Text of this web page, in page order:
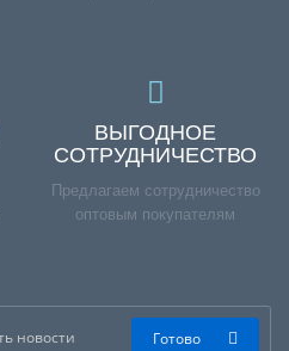
ВЫГОДНОЕ
СОТРУДНИЧЕСТВО
Предлагаем сотрудничество
оптовым покупателям
Готово